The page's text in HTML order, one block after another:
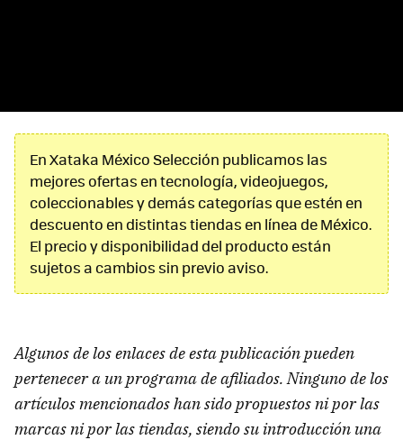
En Xataka México Selección publicamos las
mejores ofertas en tecnología, videojuegos,
coleccionables y demás categorías que estén en
descuento en distintas tiendas en línea de México.
El precio y disponibilidad del producto están
sujetos a cambios sin previo aviso.
Algunos de los enlaces de esta publicación pueden
pertenecer a un programa de afiliados. Ninguno de los
artículos mencionados han sido propuestos ni por las
marcas ni por las tiendas, siendo su introducción una